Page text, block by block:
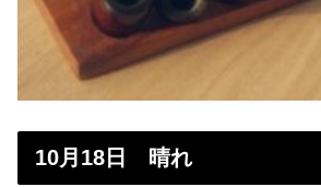
10月18日 晴れ